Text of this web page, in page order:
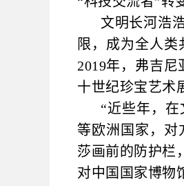
文明长河浩
限，成为全人
2019年，弗吉
十世纪珍宝艺术
“近些年，
等欧洲国家，对
莎画前的防护栏
对中国国家博物